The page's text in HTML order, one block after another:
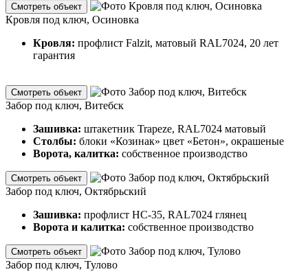
Смотреть объект
Кровля под ключ, Осиновка
Кровля: профлист Falzit, матовый RAL7024, 20 лет
гарантия
Смотреть объект
Забор под ключ, Витебск
Зашивка: штакетник Trapeze, RAL7024 матовый
Столбы: блоки «Козинак» цвет «Бетон», окрашеные
Ворота, калитка: собственное производство
Смотреть объект
Забор под ключ, Октябрьский
Зашивка: профлист НС-35, RAL7024 глянец
Ворота и калитка: собственное производство
Смотреть объект
Забор под ключ, Тулово